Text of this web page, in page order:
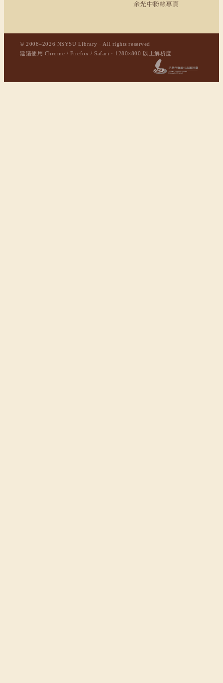
余光中粉絲專頁
© 2008–2026 NSYSU Library · All rights reserved
建議使用 Chrome / Firefox / Safari · 1280×800 以上解析度